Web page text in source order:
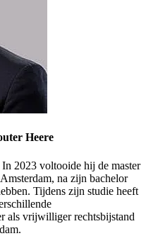
Heere
In 2023 voltooide hij de master
na zijn bachelor
Tijdens zijn studie heeft
als vrijwilliger rechtsbijstand